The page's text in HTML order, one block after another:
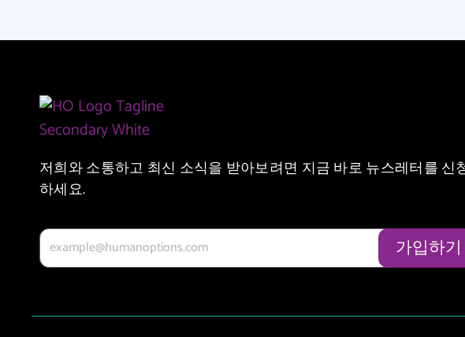
저희와 소통하고 최신 소식을 받아보려면 지금 바로 뉴스레터를 신
하세요.